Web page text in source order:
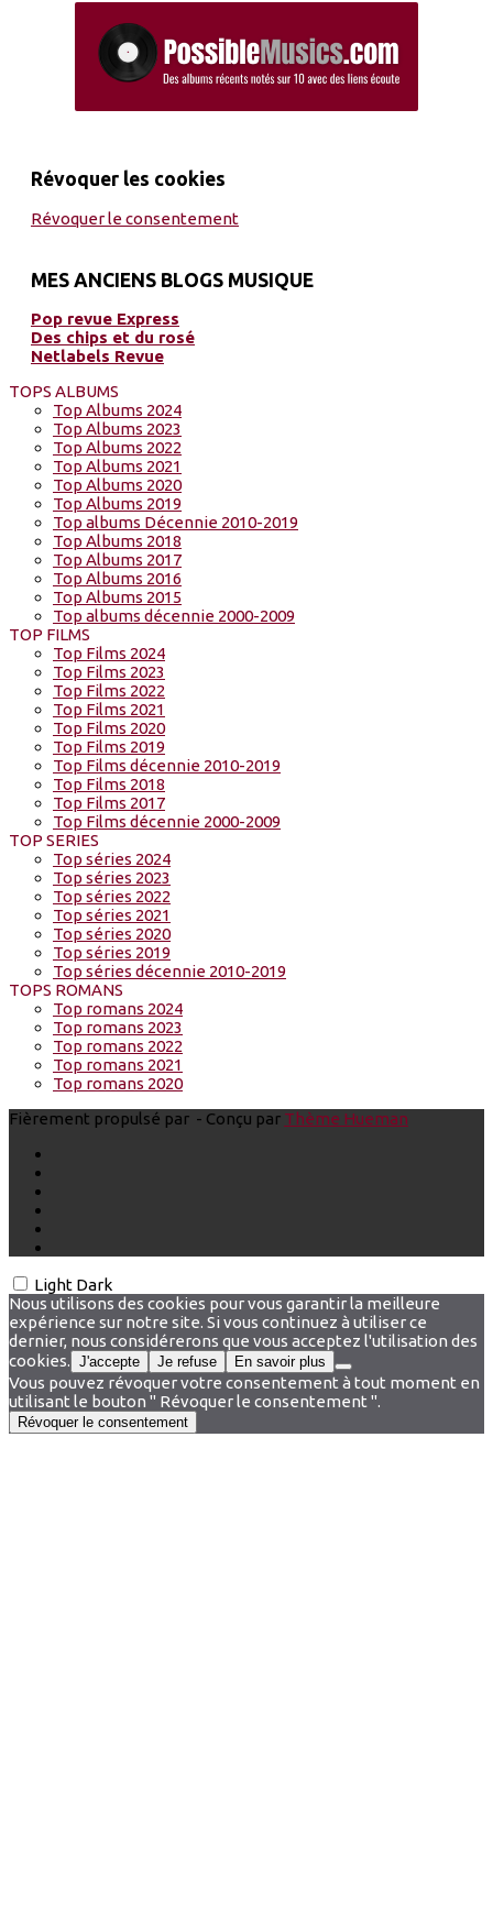
Révoquer les cookies
Révoquer le consentement
MES ANCIENS BLOGS MUSIQUE
Pop revue Express
Des chips et du rosé
Netlabels Revue
TOPS ALBUMS
Top Albums 2024
Top Albums 2023
Top Albums 2022
Top Albums 2021
Top Albums 2020
Top Albums 2019
Top albums Décennie 2010-2019
Top Albums 2018
Top Albums 2017
Top Albums 2016
Top Albums 2015
Top albums décennie 2000-2009
TOP FILMS
Top Films 2024
Top Films 2023
Top Films 2022
Top Films 2021
Top Films 2020
Top Films 2019
Top Films décennie 2010-2019
Top Films 2018
Top Films 2017
Top Films décennie 2000-2009
TOP SERIES
Top séries 2024
Top séries 2023
Top séries 2022
Top séries 2021
Top séries 2020
Top séries 2019
Top séries décennie 2010-2019
TOPS ROMANS
Top romans 2024
Top romans 2023
Top romans 2022
Top romans 2021
Top romans 2020
Fièrement propulsé par - Conçu par Thème Hueman
Light Dark
Nous utilisons des cookies pour vous garantir la meilleure
expérience sur notre site. Si vous continuez à utiliser ce
dernier, nous considérerons que vous acceptez l'utilisation des
cookies. J'accepte Je refuse En savoir plus
Vous pouvez révoquer votre consentement à tout moment en
utilisant le bouton " Révoquer le consentement ".
Révoquer le consentement